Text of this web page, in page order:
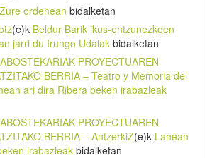
Zure ordenean bidalketan
(e)k Beldur Barik ikus-entzunezkoen
jarri du Irungo Udalak bidalketan
PROYECTUAREN
BERRIA – Teatro y Memoria del
ari dira Ribera beken irabazleak
PROYECTUAREN
BERRIA – AntzerkiZ(e)k Lanean
irabazleak bidalketan